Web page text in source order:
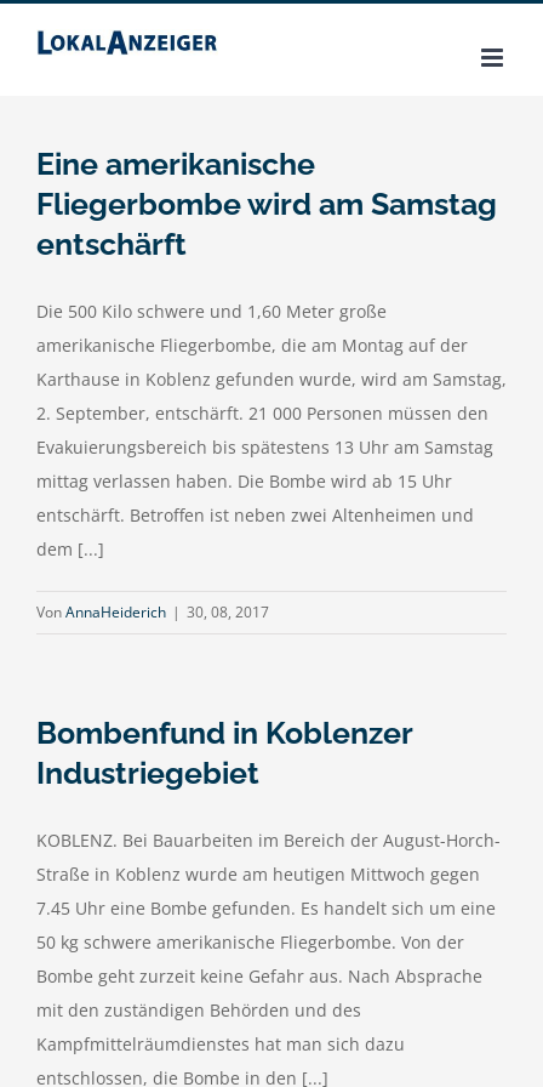
Inhalt
Eine amerikanische
Fliegerbombe wird am Samstag
entschärft
Die 500 Kilo schwere und 1,60 Meter große
amerikanische Fliegerbombe, die am Montag auf der
Karthause in Koblenz gefunden wurde, wird am Samstag,
2. September, entschärft. 21 000 Personen müssen den
Evakuierungsbereich bis spätestens 13 Uhr am Samstag
mittag verlassen haben. Die Bombe wird ab 15 Uhr
entschärft. Betroffen ist neben zwei Altenheimen und
dem [...]
VonAnnaHeiderich | 30, 08, 2017
Bombenfund in Koblenzer
Industriegebiet
KOBLENZ. Bei Bauarbeiten im Bereich der August-Horch-
Straße in Koblenz wurde am heutigen Mittwoch gegen
7.45 Uhr eine Bombe gefunden. Es handelt sich um eine
50 kg schwere amerikanische Fliegerbombe. Von der
Bombe geht zurzeit keine Gefahr aus. Nach Absprache
mit den zuständigen Behörden und des
Kampfmittelräumdienstes hat man sich dazu
entschlossen, die Bombe in den [...]